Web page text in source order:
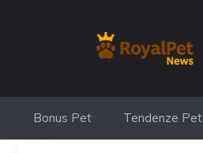
Bonus Pet Tendenze Pet